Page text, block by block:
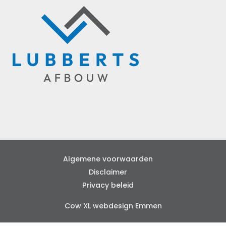
Algemene voorwaarden
Disclaimer
Privacy beleid
Cow XL webdesign Emmen